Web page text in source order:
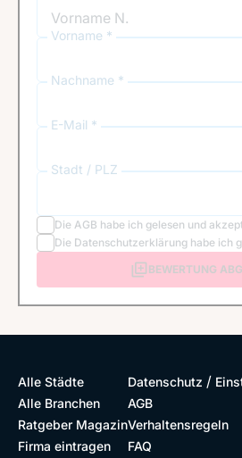
Vorname *
Nachname *
E-Mail *
Stadt / PLZ
Die AGB habe ich gelesen und
Die Datenschutzerklärung habe ich
BEWERTUNG
Alle Städte
Alle Branchen
Ratgeber Magazin
Firma eintragen
Datenschutz /
AGB
Verhaltensregeln
FAQ